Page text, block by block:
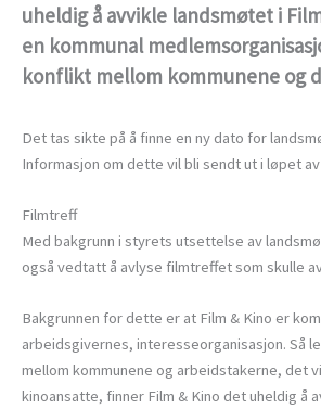
uheldig å avvikle landsmøtet i
en kommunal
konflikt mellom kommunene og
Det tas sikte på å finne en ny dato for
Informasjon om dette vil bli sendt ut i løpet
Filmtreff
Med bakgrunn i styrets utsettelse av
også vedtatt å avlyse filmtreffet som skulle
Bakgrunnen for dette er at Film & Kino er
arbeidsgivernes, interesseorganisasjon. Så
mellom kommunene og arbeidstakerne, det
kinoansatte, finner Film & Kino det uheldig å